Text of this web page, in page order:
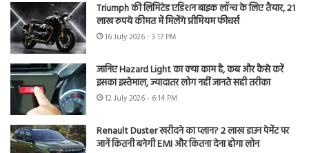
Triumph की लिमिटेड एडिशन बाइक लॉन्च के लिए तैयार, 21
लाख रुपये कीमत में मिलेंगे प्रीमियम फीचर्स
16 July 2026 - 3:17 PM
जानिए Hazard Light का क्या काम है, कब और कैसे करें
इसका इस्तेमाल, ज्यादातर लोग नहीं जानते सही तरीका
12 July 2026 - 6:14 PM
Renault Duster खरीदने का प्लान? 2 लाख डाउन पेमेंट पर
जानें कितनी बनेगी EMI और कितना देना होगा लोन